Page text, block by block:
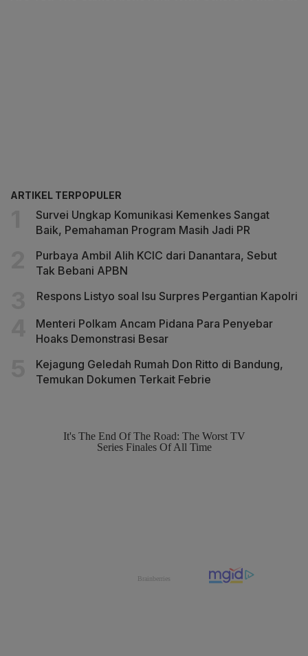
ARTIKEL TERPOPULER
Survei Ungkap Komunikasi Kemenkes Sangat
Baik, Pemahaman Program Masih Jadi PR
Purbaya Ambil Alih KCIC dari Danantara, Sebut
Tak Bebani APBN
Respons Listyo soal Isu Surpres Pergantian Kapolri
Menteri Polkam Ancam Pidana Para Penyebar
Hoaks Demonstrasi Besar
Kejagung Geledah Rumah Don Ritto di Bandung,
Temukan Dokumen Terkait Febrie